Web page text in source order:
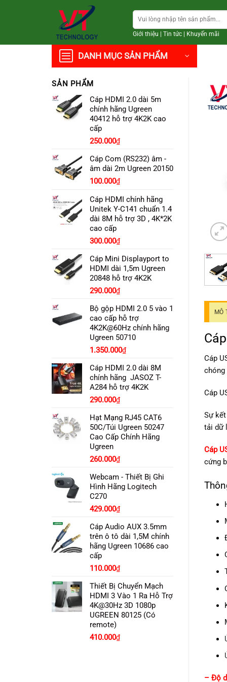
Tìm
kiếm:
Giới thiệu Tin tức| Khuyến mãi
DANH MỤC SẢN PHẨM
SẢN PHẨM
Cáp HDMI 2.0 dài 5m
chính hãng Ugreen
40412 hỗ trợ 4K2K cao
cấp
250.000₫
Cáp Com (RS232) âm -
âm dài 2m Ugreen 20150
100.000₫
Cáp HDMI chính hãng
Unitek Y-C141 chuẩn 1.4
dài 8M hỗ trợ 3D , 4K*2K
cao cấp
300.000₫
Cáp Mini Displayport to
HDMI dài 1,5m Ugreen
20848 hỗ trợ 4K2K
290.000₫
Bộ gộp HDMI 2.0 5 vào 1
cao cấp hỗ trợ
4K2K@60Hz chính hãng
Ugreen 50710
1.350.000₫
Cáp HDMI 2.0 dài 8M
chính hãng JASOZ T-
A284 hỗ trợ 4K2K
290.000₫
Hạt Mạng RJ45 CAT6
50C/Túi Ugreen 50247
Cao Cấp Chính Hãng
Ugreen
260.000₫
Webcam - Thiết Bị Ghi
Hình Hãng Logitech
C270
Giá
là:
450.000₫.
429.000₫Giá
tại
là:
429.000₫.
Cáp Audio AUX 3.5mm
trên ô tô dài 1,5M chính
hãng Ugreen 10686 cao
cấp
Giá
là:
180.000₫.
110.000₫Giá
tại
là:
110.000₫.
Thiết Bị Chuyển Mạch
HDMI 3 Vào 1 Ra Hỗ Trợ
4K@30Hz 3D 1080p
UGREEN 80125 (Có
remote)
Giá
410.000₫Giá
MÔ
Cáp
chóng
Cáp
Sự
tải dữ
Cáp
cứng
– Độ